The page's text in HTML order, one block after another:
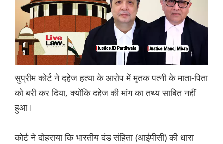
सुप्रीम कोर्ट ने दहेज हत्या के आरोप में मृतक पत्नी के माता-पिता
को बरी कर दिया, क्योंकि दहेज की मांग का तथ्य साबित नहीं
हुआ।
कोर्ट ने दोहराया कि भारतीय दंड संहिता (आईपीसी) की धारा